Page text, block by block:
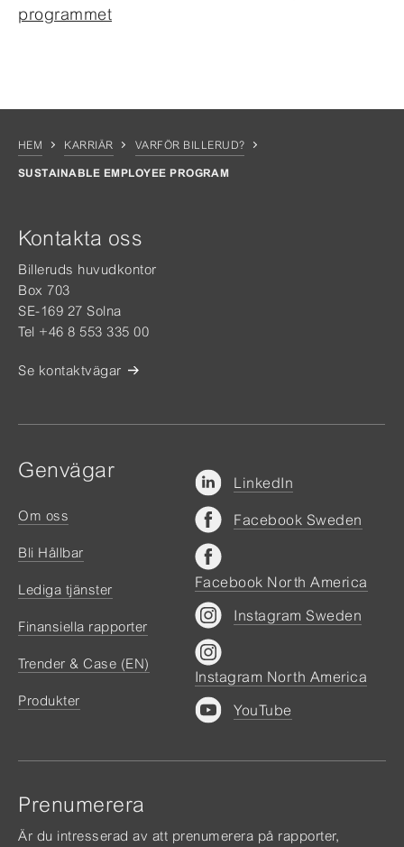
programmet
HEM KARRIÄR VARFÖR BILLERUD?
SUSTAINABLE EMPLOYEE PROGRAM
Kontakta oss
Billeruds huvudkontor
Box 703
SE-169 27 Solna
Tel +46 8 553 335 00
Se kontaktvägar
Genvägar
Om oss
Bli Hållbar
Lediga tjänster
Finansiella rapporter
Trender & Case (EN)
Produkter
Prenumerera
Är du intresserad av att prenumerera på rapporter,
LinkedIn
Facebook Sweden
Facebook North America
Instagram Sweden
Instagram North America
YouTube